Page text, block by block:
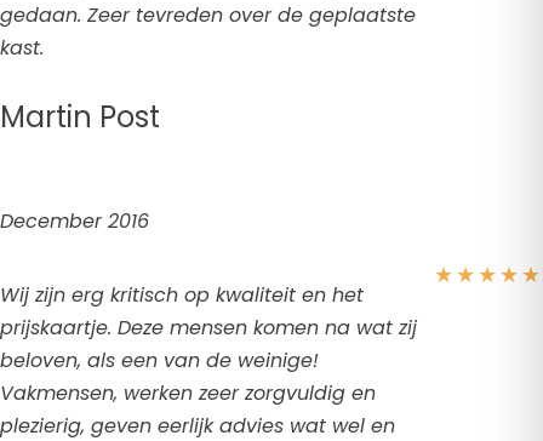
gedaan. Zeer tevreden over de geplaatste
kast.
Martin Post
December 2016
Wij zijn erg kritisch op kwaliteit en het
prijskaartje. Deze mensen komen na wat zij
beloven, als een van de weinige!
Vakmensen, werken zeer zorgvuldig en
plezierig, geven eerlijk advies wat wel en
★★★★★